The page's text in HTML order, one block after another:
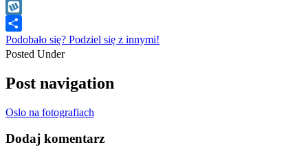
WhatsApp
Wykop
Podobało się? Podziel się z innymi!
Posted Under
Post navigation
Oslo na fotografiach
Dodaj komentarz